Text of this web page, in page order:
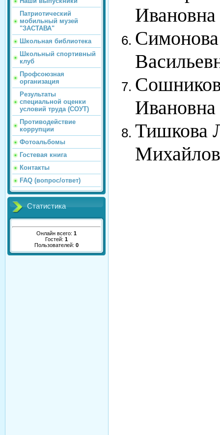
Патриотический
мобильный музей
"ЗАСТАВА"
Школьная библиотека
Школьный спортивный
клуб
Профсоюзная
организация
Результаты
специальной оценки
условий труда (СОУТ)
Противодействие
коррупции
Фотоальбомы
Гостевая книга
Контакты
FAQ (вопрос/ответ)
Статистика
Онлайн всего: 1
Гостей: 1
Пользователей: 0
Ивановна
Ивановна
Тишкова